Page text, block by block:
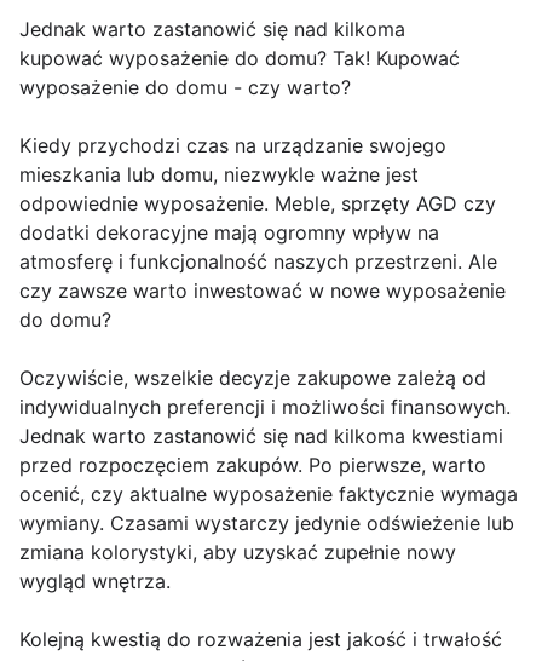
Jednak warto zastanowić się nad kilkoma
kupować wyposażenie do domu? Tak! Kupować
wyposażenie do domu - czy warto?
Kiedy przychodzi czas na urządzanie swojego
mieszkania lub domu, niezwykle ważne jest
odpowiednie wyposażenie. Meble, sprzęty AGD czy
dodatki dekoracyjne mają ogromny wpływ na
atmosferę i funkcjonalność naszych przestrzeni. Ale
czy zawsze warto inwestować w nowe wyposażenie
do domu?
Oczywiście, wszelkie decyzje zakupowe zależą od
indywidualnych preferencji i możliwości finansowych.
Jednak warto zastanowić się nad kilkoma kwestiami
przed rozpoczęciem zakupów. Po pierwsze, warto
ocenić, czy aktualne wyposażenie faktycznie wymaga
wymiany. Czasami wystarczy jedynie odświeżenie lub
zmiana kolorystyki, aby uzyskać zupełnie nowy
wygląd wnętrza.
Kolejną kwestią do rozważenia jest jakość i trwałość